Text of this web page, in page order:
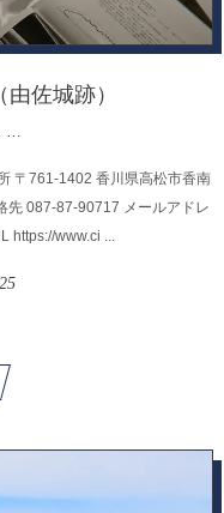
佐城跡）
…
〒761-1402 香川県高松市香南
先 087-87-90717 メールアドレ
https://www.ci ...